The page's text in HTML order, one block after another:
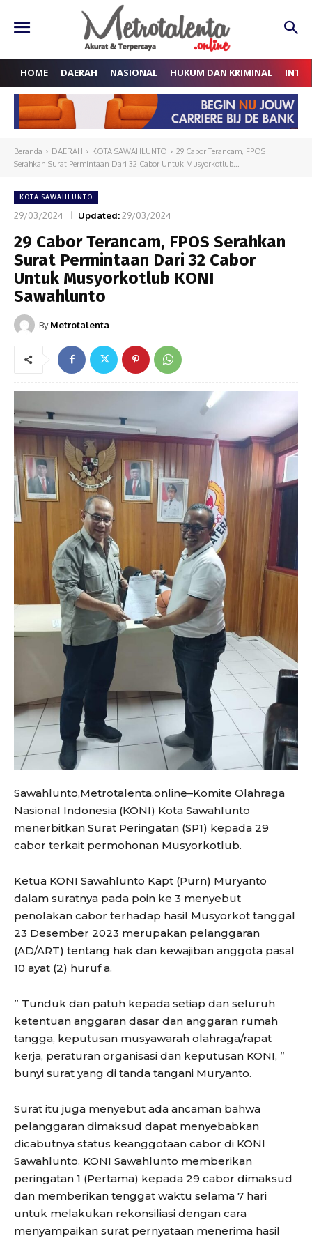
HOME DAERAH NASIONAL HUKUM DAN KRIMINAL
Beranda DAERAH KOTA SAWAHLUNTO
29 Cabor Terancam, FPOS
Serahkan Surat Permintaan Dari 32 Cabor Untuk Musyorkotlub...
KOTA SAWAHLUNTO
29/03/2024 Updated:29/03/2024
29 Cabor Terancam, FPOS Serahkan
Surat Permintaan Dari 32 Cabor
Untuk Musyorkotlub KONI
Sawahlunto
By Metrotalenta
Sawahlunto,Metrotalenta.online–Komite Olahraga
Nasional Indonesia (KONI) Kota Sawahlunto
menerbitkan Surat Peringatan (SP1) kepada 29
cabor terkait permohonan Musyorkotlub.
Ketua KONI Sawahlunto Kapt (Purn) Muryanto
dalam suratnya pada poin ke 3 menyebut
penolakan cabor terhadap hasil Musyorkot tanggal
23 Desember 2023 merupakan pelanggaran
(AD/ART) tentang hak dan kewajiban anggota pasal
10 ayat (2) huruf a.
” Tunduk dan patuh kepada setiap dan seluruh
ketentuan anggaran dasar dan anggaran rumah
tangga, keputusan musyawarah olahraga/rapat
kerja, peraturan organisasi dan keputusan KONI, ”
bunyi surat yang di tanda tangani Muryanto.
Surat itu juga menyebut ada ancaman bahwa
pelanggaran dimaksud dapat menyebabkan
dicabutnya status keanggotaan cabor di KONI
Sawahlunto. KONI Sawahlunto memberikan
peringatan 1 (Pertama) kepada 29 cabor dimaksud
dan memberikan tenggat waktu selama 7 hari
untuk melakukan rekonsiliasi dengan cara
menyampaikan surat pernyataan menerima hasil